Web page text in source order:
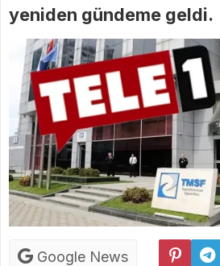
yeniden gündeme geldi.
Google News